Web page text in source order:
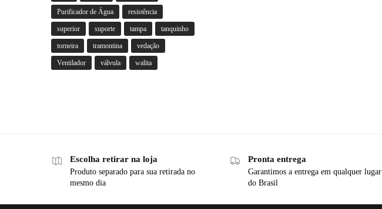
Purificador de Água resistência
superior suporte tampa tanquinho
torneira tramontina vedação
Ventilador válvula walita
Escolha retirar na loja
Produto separado para sua retirada no
mesmo dia
Pronta entrega
Garantimos a entrega em qualquer lugar
do Brasil